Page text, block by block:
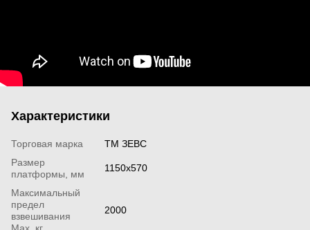
Характеристики
Торговая марка
ТМ ЗЕВС
Размер
платформы, мм
1150х570
Максимальный
предел
взвешивания
Мах, кг
2000